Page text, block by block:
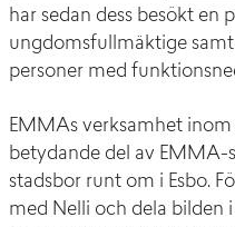
har sedan dess besökt en
ungdomsfullmäktige samt
personer med
EMMAs verksamhet
betydande del av
stadsbor runt om i Esbo.
med Nelli och dela bilden